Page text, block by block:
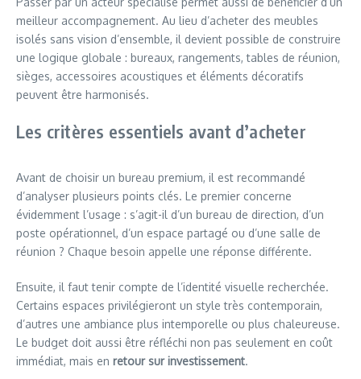
meilleur accompagnement. Au lieu d’acheter des meubles
isolés sans vision d’ensemble, il devient possible de construire
une logique globale : bureaux, rangements, tables de réunion,
sièges, accessoires acoustiques et éléments décoratifs
peuvent être harmonisés.
Les critères essentiels avant d’acheter
Avant de choisir un bureau premium, il est recommandé
d’analyser plusieurs points clés. Le premier concerne
évidemment l’usage : s’agit-il d’un bureau de direction, d’un
poste opérationnel, d’un espace partagé ou d’une salle de
réunion ? Chaque besoin appelle une réponse différente.
Ensuite, il faut tenir compte de l’identité visuelle recherchée.
Certains espaces privilégieront un style très contemporain,
d’autres une ambiance plus intemporelle ou plus chaleureuse.
Le budget doit aussi être réfléchi non pas seulement en coût
immédiat, mais en retour sur investissement.